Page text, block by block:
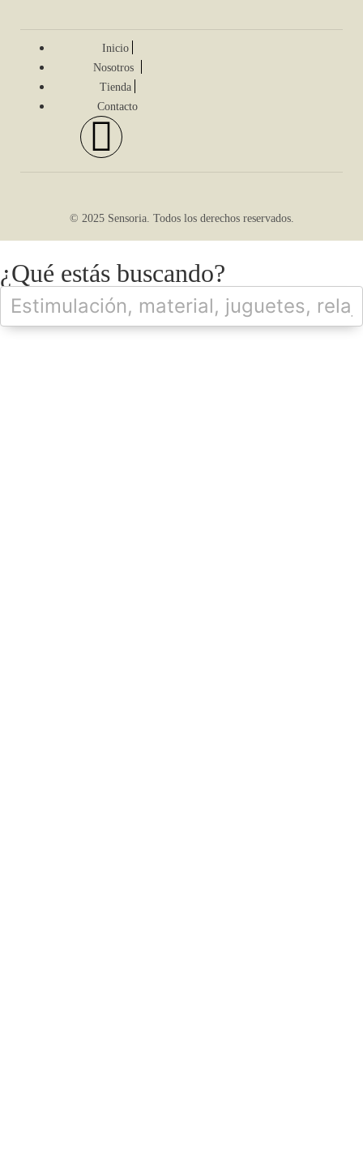
Inicio
Nosotros
Tienda
Contacto
© 2025 Sensoria. Todos los derechos reservados.
¿Qué estás buscando?